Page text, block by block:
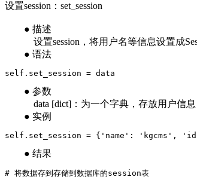
设置session：set_session
● 描述
设置session，将用户名等信息设置成
● 语法
self.set_session = data
● 参数
data [dict]：为一个字典，存放用户信息，
● 实例
self.set_session = {'name': 'kgcms',
● 结果
# 将数据存到存储到数据库的session表